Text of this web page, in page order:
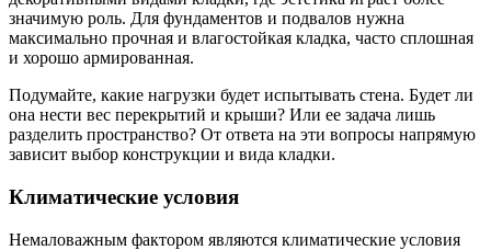
значимую роль. Для фундаментов и подвалов нужна
максимально прочная и влагостойкая кладка, часто сплошная
и хорошо армированная.
Подумайте, какие нагрузки будет испытывать стена. Будет ли
она нести вес перекрытий и крыши? Или ее задача лишь
разделить пространство? От ответа на эти вопросы напрямую
зависит выбор конструкции и вида кладки.
Климатические условия
Немаловажным фактором являются климатические условия